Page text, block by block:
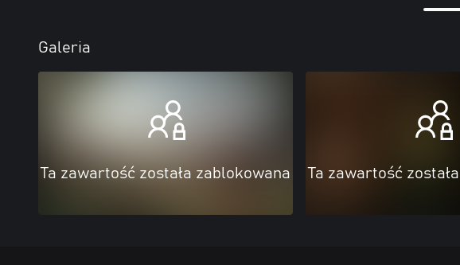
Galeria
Ta zawartość została zablokowana Ta zawartość